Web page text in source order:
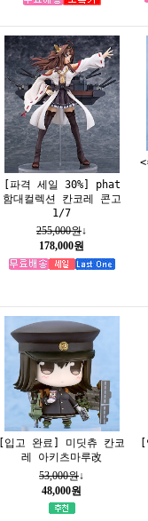
[파격 세일 30%] phat
함대컬렉션 칸코레 콘고
1/7
255,000원↓
178,000원
[입고 완료] 미딧츄 칸코
레 아키츠마루改
53,000원↓
48,000원
[